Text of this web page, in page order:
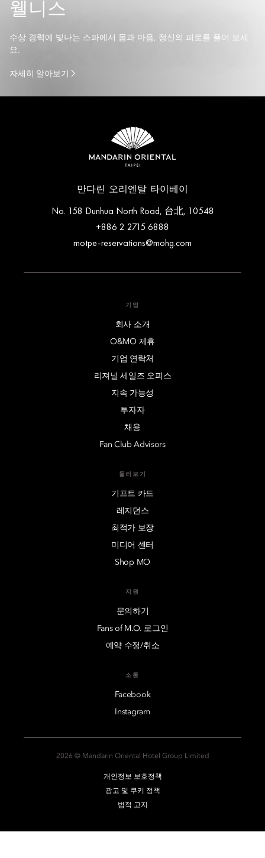
웰니스
수상 경력에 빛나는 스파에서 몸과 마음, 정신의 피로를 풀어 보세
요.
자세히 알아보기
만다린 오리엔탈 타이베이
No. 158 Dunhua North Road, 台北, 10548
+886 2 2715 6888
motpe-reservations@mohg.com
기업
회사 소개
O&MO 제휴
기업 연락처
리져널 세일즈 오피스
지속 가능성
투자자
채용
Fan Club Advisors
둘러보기
기프트 카드
레지던스
최적가 보장
미디어 센터
Shop MO
지원
문의하기
Fans of M.O. 로그인
예약 수정/취소
소통
Facebook
Instagram
2026 © Mandarin Oriental Hotel Group Limited
개인정보 보호정책
광고 및 쿠키 정책
법적 고지